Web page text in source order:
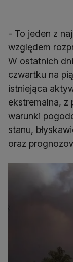
- To jeden z
względem
W ostatnich
czwartku na
istniejąca
ekstremalna, z
warunki
stanu,
oraz